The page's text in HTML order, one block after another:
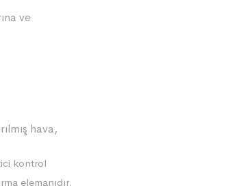
ve
hava,
kontrol
elemanıdır.